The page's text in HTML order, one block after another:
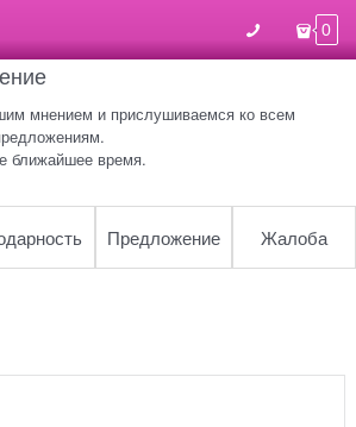
0
мнением и прислушиваемся ко всем
ближайшее время.
Предложение Жалоба